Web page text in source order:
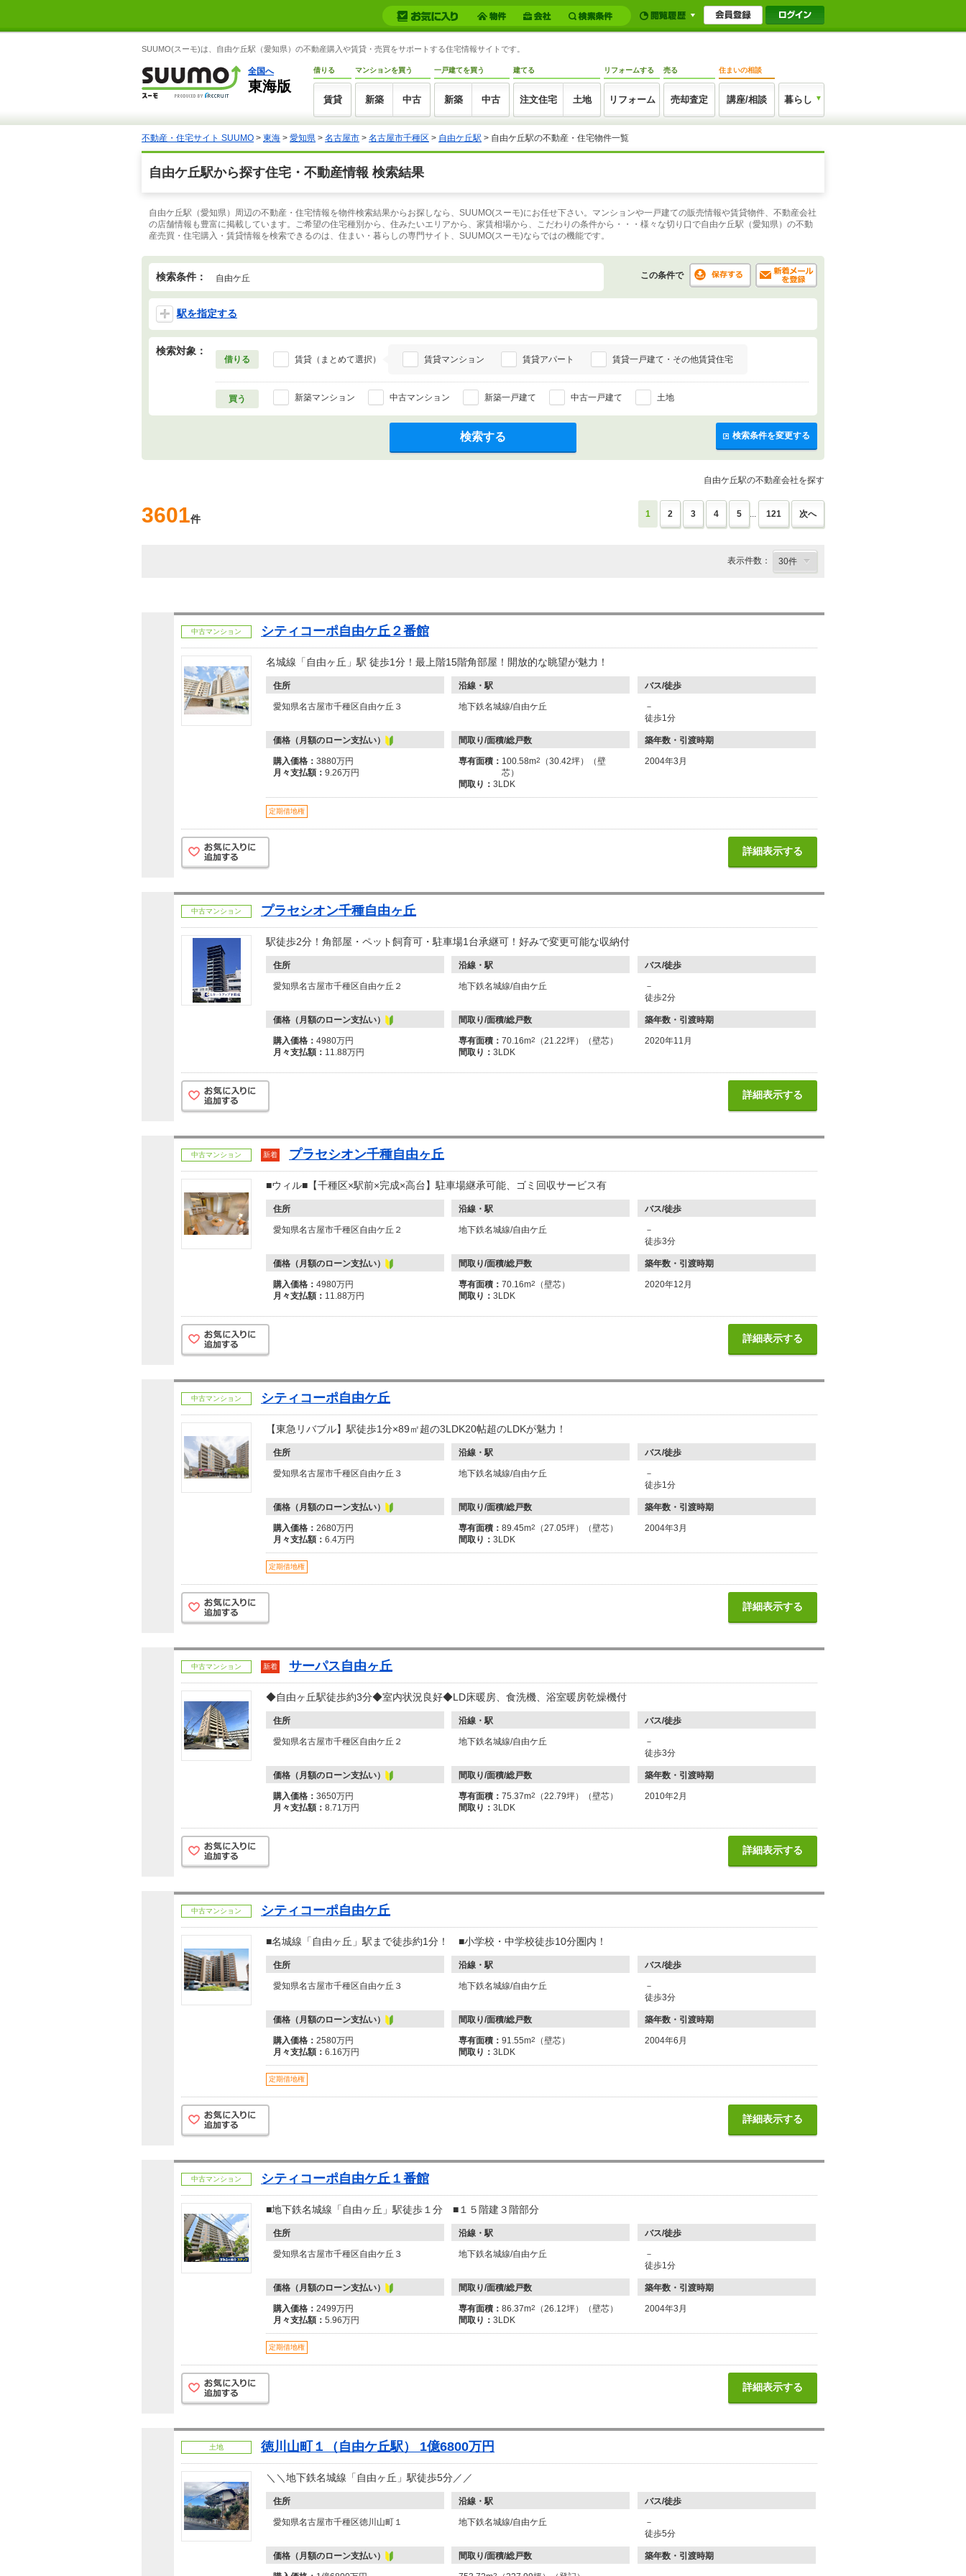
SUUMO(スーモ)は、自由ケ丘駅（愛知県）の不動産購入や賃貸・売買をサポートする住宅情報サイトです。
全国へ
東海版
借りる
賃貸
マンションを買う
新築 中古
一戸建てを買う
新築 中古
建てる
注文住宅 土地
リフォームする
リフォーム
売る
売却査定
住まいの相談
講座/相談 暮らし
不動産・住宅サイト SUUMO > 東海 > 愛知県 > 名古屋市 > 名古屋市千種区 > 自由ケ丘駅 > 自由ケ丘駅の不動産・住宅物件一覧
自由ケ丘駅から探す住宅・不動産情報 検索結果
自由ケ丘駅（愛知県）周辺の不動産・住宅情報を物件検索結果からお探しなら、SUUMO(スーモ)にお任せ下さい。マンションや一戸建ての販売情報や賃貸物件、不動産会社
の店舗情報も豊富に掲載しています。ご希望の住宅種別から、住みたいエリアから、家賃相場から、こだわりの条件から・・・様々な切り口で自由ケ丘駅（愛知県）の不動
産売買・住宅購入・賃貸情報を検索できるのは、住まい・暮らしの専門サイト、SUUMO(スーモ)ならではの機能です。
検索条件： 自由ケ丘 この条件で
駅を指定する
検索対象：
借りる 賃貸（まとめて選択） 賃貸マンション 賃貸アパート 賃貸一戸建て・その他賃貸住宅
買う 新築マンション 中古マンション 新築一戸建て 中古一戸建て 土地
検索条件を変更する
検索する
自由ケ丘駅の不動産会社を探す
3601件 1 2 3 4 5 ... 121 次へ
表示件数：
中古マンション シティコーポ自由ケ丘２番館
名城線「自由ヶ丘」駅 徒歩1分！最上階15階角部屋！開放的な眺望が魅力！
住所 沿線・駅 バス/徒歩
愛知県名古屋市千種区自由ケ丘３ 地下鉄名城線/自由ケ丘
－
徒歩1分
価格（月額のローン支払い） 間取り/面積/総戸数 築年数・引渡時期
購入価格： 3880万円
月々支払額： 9.26万円
専有面積： 100.58m2
（30.42坪）（壁
芯）
間取り： 3LDK
2004年3月
定期借地権
詳細表示する
中古マンション プラセシオン千種自由ヶ丘
駅徒歩2分！角部屋・ペット飼育可・駐車場1台承継可！好みで変更可能な収納付
住所 沿線・駅 バス/徒歩
愛知県名古屋市千種区自由ケ丘２ 地下鉄名城線/自由ケ丘
－
徒歩2分
価格（月額のローン支払い） 間取り/面積/総戸数 築年数・引渡時期
購入価格： 4980万円
月々支払額： 11.88万円
専有面積： 70.16m2
（21.22坪）（壁芯）
間取り： 3LDK
2020年11月
詳細表示する
中古マンション 新着 プラセシオン千種自由ヶ丘
■ウィル■【千種区×駅前×完成×高台】駐車場継承可能、ゴミ回収サービス有
住所 沿線・駅 バス/徒歩
愛知県名古屋市千種区自由ケ丘２ 地下鉄名城線/自由ケ丘
－
徒歩3分
価格（月額のローン支払い） 間取り/面積/総戸数 築年数・引渡時期
購入価格： 4980万円
月々支払額： 11.88万円
専有面積： 70.16m2
（壁芯）
間取り： 3LDK
2020年12月
詳細表示する
中古マンション シティコーポ自由ケ丘
【東急リバブル】駅徒歩1分×89㎡超の3LDK20帖超のLDKが魅力！
住所 沿線・駅 バス/徒歩
愛知県名古屋市千種区自由ケ丘３ 地下鉄名城線/自由ケ丘
－
徒歩1分
価格（月額のローン支払い） 間取り/面積/総戸数 築年数・引渡時期
購入価格： 2680万円
月々支払額： 6.4万円
専有面積： 89.45m2
（27.05坪）（壁芯）
間取り： 3LDK
2004年3月
定期借地権
詳細表示する
中古マンション 新着 サーパス自由ヶ丘
◆自由ヶ丘駅徒歩約3分◆室内状況良好◆LD床暖房、食洗機、浴室暖房乾燥機付
住所 沿線・駅 バス/徒歩
愛知県名古屋市千種区自由ケ丘２ 地下鉄名城線/自由ケ丘
－
徒歩3分
価格（月額のローン支払い） 間取り/面積/総戸数 築年数・引渡時期
購入価格： 3650万円
月々支払額： 8.71万円
専有面積： 75.37m2
（22.79坪）（壁芯）
間取り： 3LDK
2010年2月
詳細表示する
中古マンション シティコーポ自由ケ丘
■名城線「自由ヶ丘」駅まで徒歩約1分！ ■小学校・中学校徒歩10分圏内！
住所 沿線・駅 バス/徒歩
愛知県名古屋市千種区自由ケ丘３ 地下鉄名城線/自由ケ丘
－
徒歩3分
価格（月額のローン支払い） 間取り/面積/総戸数 築年数・引渡時期
購入価格： 2580万円
月々支払額： 6.16万円
専有面積： 91.55m2
（壁芯）
間取り： 3LDK
2004年6月
定期借地権
詳細表示する
中古マンション シティコーポ自由ケ丘１番館
■地下鉄名城線「自由ヶ丘」駅徒歩１分 ■１５階建３階部分
住所 沿線・駅 バス/徒歩
愛知県名古屋市千種区自由ケ丘３ 地下鉄名城線/自由ケ丘
－
徒歩1分
価格（月額のローン支払い） 間取り/面積/総戸数 築年数・引渡時期
購入価格： 2499万円
月々支払額： 5.96万円
専有面積： 86.37m2
（26.12坪）（壁芯）
間取り： 3LDK
2004年3月
定期借地権
詳細表示する
土地 徳川山町１（自由ケ丘駅） 1億6800万円
＼＼地下鉄名城線「自由ヶ丘」駅徒歩5分／／
住所 沿線・駅 バス/徒歩
愛知県名古屋市千種区徳川山町１ 地下鉄名城線/自由ケ丘
－
徒歩5分
価格（月額のローン支払い） 間取り/面積/総戸数 築年数・引渡時期